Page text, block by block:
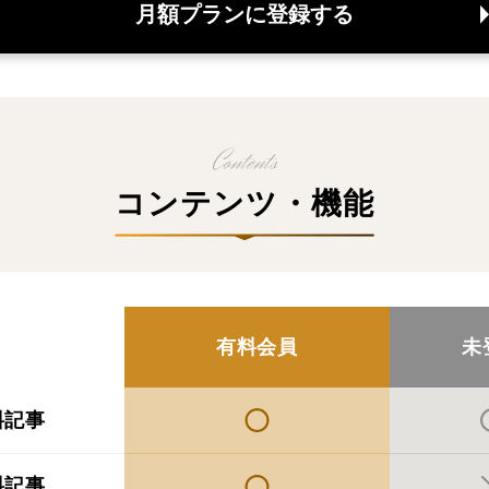
月額プランに登録する
コンテンツ・機能
有料会員 未
記事